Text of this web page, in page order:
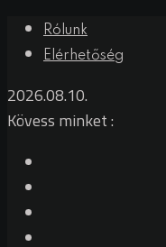
Skip
Rólunk
Elérhetőség
2026.08.10.
Kövess minket :